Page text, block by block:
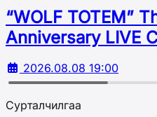
“WOLF TOTEM”
Аnniversary LIVE
2026.08.08 19:00
Сурталчилгаа